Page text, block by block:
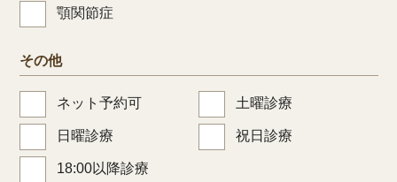
顎関節症
その他
ネット予約可 土曜診療
日曜診療 祝日診療
18:00以降診療